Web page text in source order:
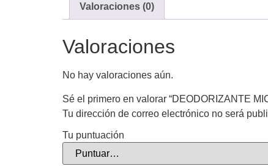
Valoraciones (0)
Valoraciones
No hay valoraciones aún.
Sé el primero en valorar “DEODORIZANTE
Tu dirección de correo electrónico no será
Tu puntuación